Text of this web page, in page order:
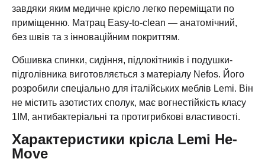
завдяки яким медичне крісло легко переміщати по
приміщенню. Матрац Easy-to-clean — анатомічний,
без швів та з інноваційним покриттям.
Обшивка спинки, сидіння, підлокітників і подушки-
підголівника виготовляється з матеріалу Nefos. Його
розробили спеціально для італійських меблів Lemi. Він
не містить азотистих сполук, має вогнестійкість класу
1IM, антибактеріальні та протигрибкові властивості.
Характеристики крісла Lemi He-
Move